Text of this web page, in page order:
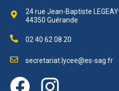
24 rue Jean-Baptiste LEGEAY
44350 Guérande
02 40 62 08 20
secretariat.lycee@es-sag.fr